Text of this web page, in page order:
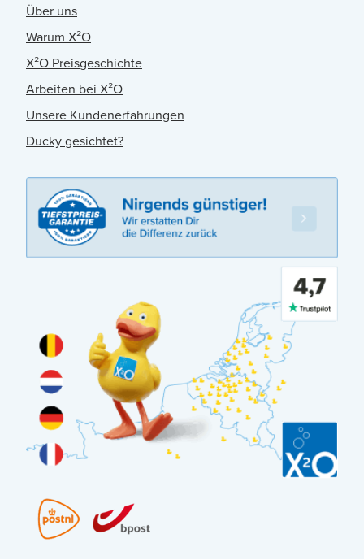
Über uns
Warum X²O
X²O Preisgeschichte
Arbeiten bei X²O
Unsere Kundenerfahrungen
Ducky gesichtet?